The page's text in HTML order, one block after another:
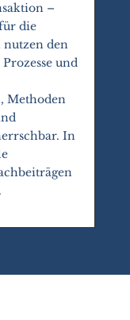
–
die
nutzen den
und
Methoden
In